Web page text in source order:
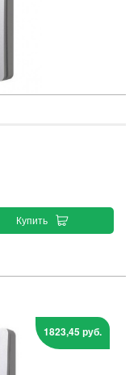
Купить
1823,45 руб.